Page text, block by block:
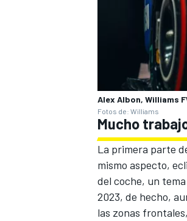
Alex Albon, Williams
Fotos de: Williams
Mucho
La primera parte
mismo aspecto,
del coche, un
2023, de hecho,
las zonas